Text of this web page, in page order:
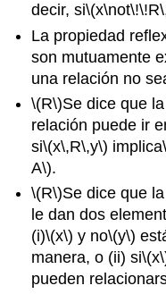
decir, si
La propiedad
son mutuamente
una relación no
\(R\)Se dice que
relación puede ir
si\(x\,R\,y\) implica
A\).
\(R\)Se dice que
le dan dos
(i)\(x\) y no\(y\)
manera, o (ii) si
pueden